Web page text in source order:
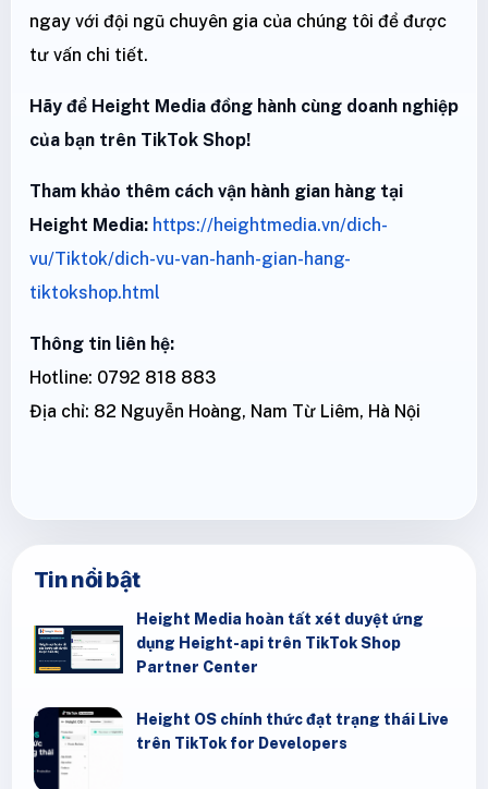
ngay với đội ngũ chuyên gia của chúng tôi để được
tư vấn chi tiết.
Hãy để Height Media đồng hành cùng doanh nghiệp
của bạn trên TikTok Shop!
Tham khảo thêm cách vận hành gian hàng tại
Height Media: https://heightmedia.vn/dich-
vu/Tiktok/dich-vu-van-hanh-gian-hang-
tiktokshop.html
Thông tin liên hệ:
Hotline: 0792 818 883
Địa chỉ: 82 Nguyễn Hoàng, Nam Từ Liêm, Hà Nội
Tin nổi bật
Height Media hoàn tất xét duyệt ứng
dụng Height-api trên TikTok Shop
Partner Center
Height OS chính thức đạt trạng thái Live
trên TikTok for Developers